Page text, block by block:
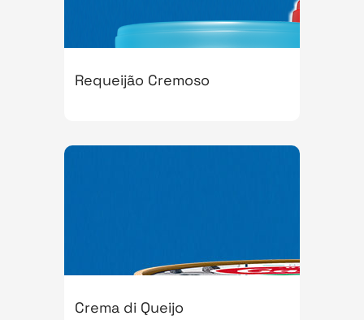
Requeijão Cremoso
Crema di Queijo